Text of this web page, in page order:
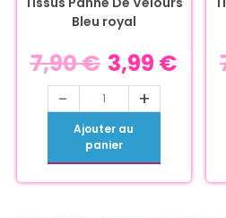
Bleu royal
7,90€ 3,99 €
- +
Ajouter au
panier